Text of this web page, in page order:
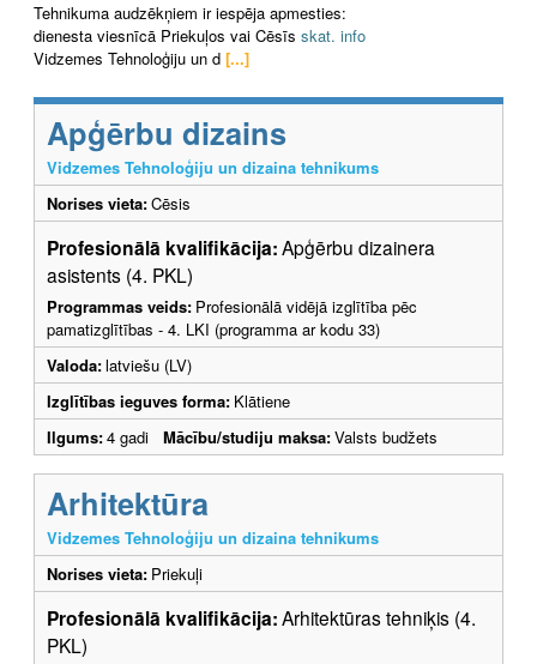
Tehnikuma audzēkņiem ir iespēja apmesties:
dienesta viesnīcā Priekuļos vai Cēsīs skat. info
Vidzemes Tehnoloģiju un d [...]
Apģērbu dizains
Vidzemes Tehnoloģiju un dizaina tehnikums
Norises vieta:Cēsis
Profesionālā kvalifikācija:Apģērbu dizainera
asistents (4. PKL)
Programmas veids: Profesionālā vidējā izglītība pēc
pamatizglītības - 4. LKI (programma ar kodu 33)
Valoda:latviešu (LV)
Izglītības ieguves forma: Klātiene
Ilgums:4 gadi Mācību/studiju maksa:Valsts budžets
Arhitektūra
Vidzemes Tehnoloģiju un dizaina tehnikums
Norises vieta: Priekuļi
Profesionālā kvalifikācija:Arhitektūras tehniķis (4.
PKL)